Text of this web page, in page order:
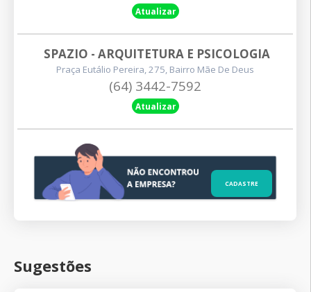
Atualizar
SPAZIO - ARQUITETURA E PSICOLOGIA
Praça Eutálio Pereira, 275, Bairro Mãe De Deus
(64) 3442-7592
Atualizar
CADASTRE
Sugestões